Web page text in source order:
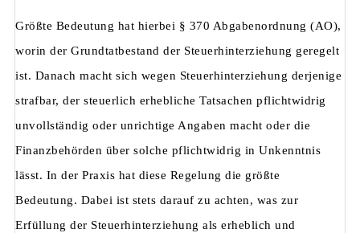
Größte Bedeutung hat hierbei § 370 Abgabenordnung (AO),
worin der Grundtatbestand der Steuerhinterziehung geregelt
ist. Danach macht sich wegen Steuerhinterziehung derjenige
strafbar, der steuerlich erhebliche Tatsachen pflichtwidrig
unvollständig oder unrichtige Angaben macht oder die
Finanzbehörden über solche pflichtwidrig in Unkenntnis
lässt. In der Praxis hat diese Regelung die größte
Bedeutung. Dabei ist stets darauf zu achten, was zur
Erfüllung der Steuerhinterziehung als erheblich und